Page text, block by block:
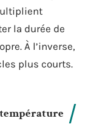
la durée de
À l’inverse,
plus courts.